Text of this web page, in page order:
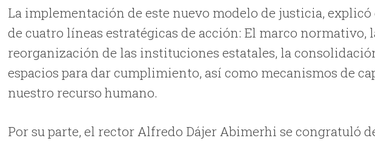
La implementación de este nuevo modelo de justicia, explicó
de cuatro líneas estratégicas de acción: El marco
reorganización de las instituciones estatales, la
espacios para dar cumplimiento, así como mecanismos de
nuestro recurso humano.
Por su parte, el rector Alfredo Dájer Abimerhi se congratuló